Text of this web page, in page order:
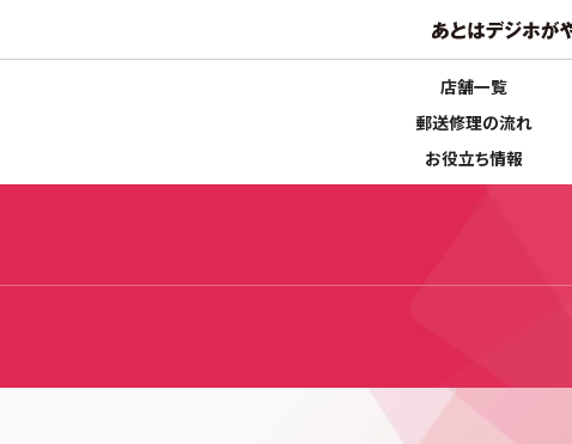
店舗一覧
郵送修理の流れ
お役立ち情報